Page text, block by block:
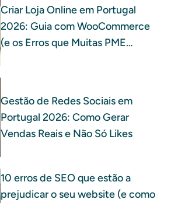
Criar Loja Online em Portugal
2026: Guia com WooCommerce
(e os Erros que Muitas PME
Gestão de Redes Sociais em
Portugal 2026: Como Gerar
Vendas Reais e Não Só Likes
10 erros de SEO que estão a
prejudicar o seu website (e como